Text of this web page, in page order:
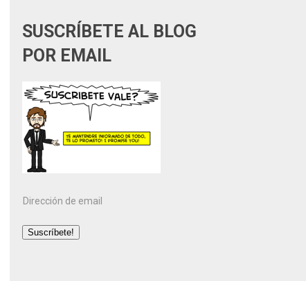
SUSCRÍBETE AL BLOG
POR EMAIL
Dirección
email
Suscríbete!